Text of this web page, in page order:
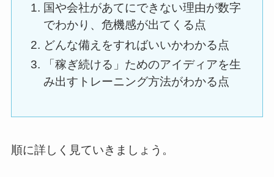
国や会社があてにできない理由が数字
でわかり、危機感が出てくる点
どんな備えをすればいいかわかる点
「稼ぎ続ける」ためのアイディアを生
み出すトレーニング方法がわかる点
順に詳しく見ていきましょう。